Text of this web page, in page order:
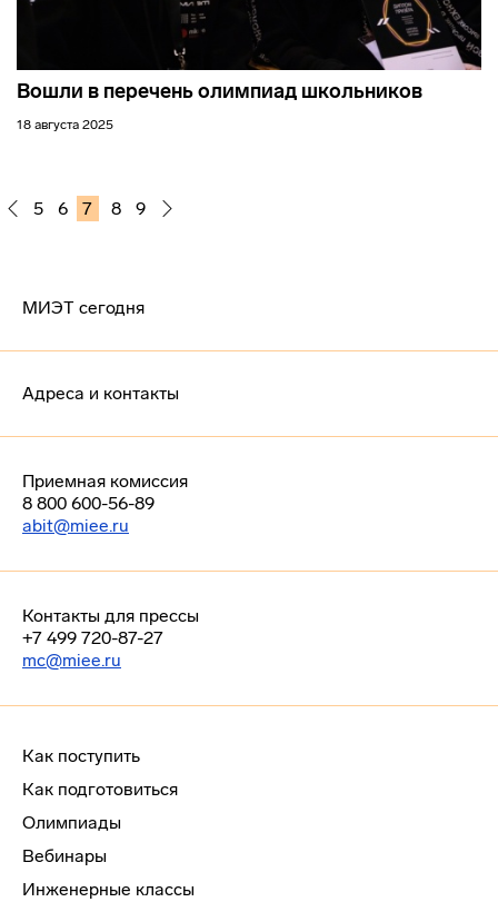
Вошли в перечень олимпиад школьников
18 августа 2025
5 6 7 8 9
МИЭТ сегодня
Адреса и контакты
Приемная комиссия
8 800 600-56-89
abit@miee.ru
Контакты для прессы
+7 499 720-87-27
mc@miee.ru
Как поступить
Как подготовиться
Олимпиады
Вебинары
Инженерные классы